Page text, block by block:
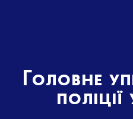
Головне